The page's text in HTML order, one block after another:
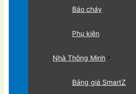
Báo cháy
Phụ kiện
Nhà Thông Minh
Bảng giá SmartZ